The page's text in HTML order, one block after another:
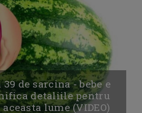
39 de sarcina - bebe e
detaliile pentru
lume (VIDEO)